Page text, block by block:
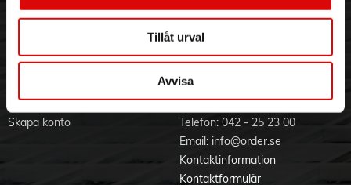
Tillåt urval
Avvisa
Jobba hos oss
Varumärken
Integritetspolicy
Om cookies
BLI KUND
Skapa konto
KONTAKTA OSS
Telefon: 042 - 25 23 00
Email: info@order.se
Kontaktinformation
Kontaktformulär